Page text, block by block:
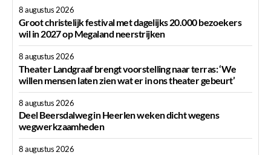
8 augustus 2026
Groot christelijk festival met dagelijks 20.000 bezoekers
wil in 2027 op Megaland neerstrijken
8 augustus 2026
Theater Landgraaf brengt voorstelling naar terras: ‘We
willen mensen laten zien wat er in ons theater gebeurt’
8 augustus 2026
Deel Beersdalweg in Heerlen weken dicht wegens
wegwerkzaamheden
8 augustus 2026